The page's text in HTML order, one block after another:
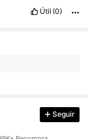
pidoylleg ó
Útil (0)
Seguir